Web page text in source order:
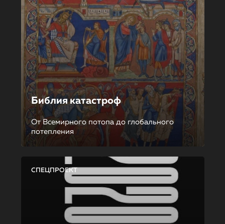
Библия катастроф
От Всемирного потопа до глобального
потепления
СПЕЦПРОЕКТ